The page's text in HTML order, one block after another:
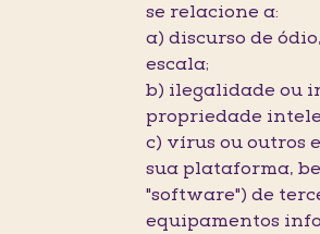
se relacione a:
a) discurso de
escala;
b) ilegalidade ou
propriedade
c) vírus ou outros
sua plataforma,
"software") de
equipamentos